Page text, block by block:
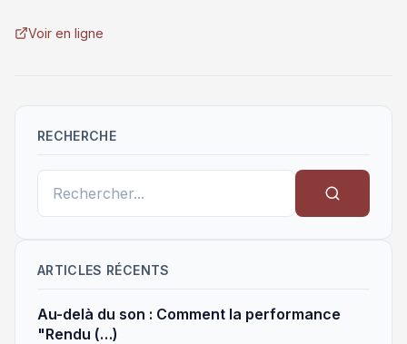
Voir en ligne
RECHERCHE
ARTICLES RÉCENTS
Au-delà du son : Comment la performance
"Rendu (…)